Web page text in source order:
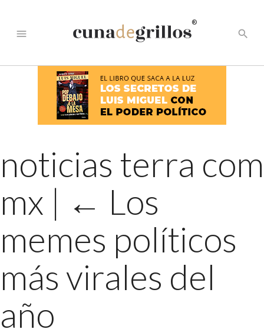
menu
®
search
noticias terra com
mx | ← Los
memes políticos
más virales del
año